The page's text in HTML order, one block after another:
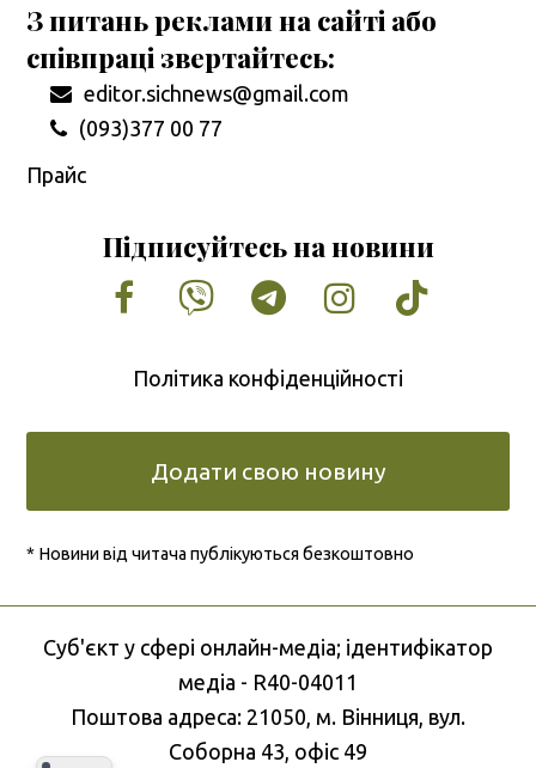
З питань реклами на сайті або
співпраці звертайтесь:
editor.sichnews@gmail.com
(093)377 00 77
Прайс
Підписуйтесь на новини
Facebook
VimeoTumblrInstagram
Tiktok
Політика конфіденційності
Додати свою новину
* Новини від читача публікуються безкоштовно
Cуб'єкт у сфері онлайн-медіа; ідентифікатор
медіа - R40-04011
Поштова адреса: 21050, м. Вінниця, вул.
Соборна 43, офіс 49